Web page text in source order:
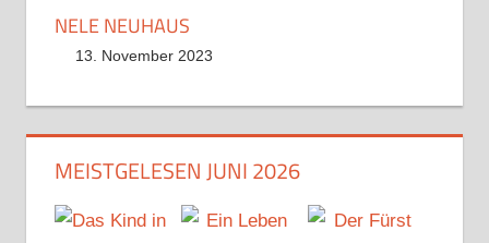
NELE NEUHAUS
13. November 2023
MEISTGELESEN JUNI 2026